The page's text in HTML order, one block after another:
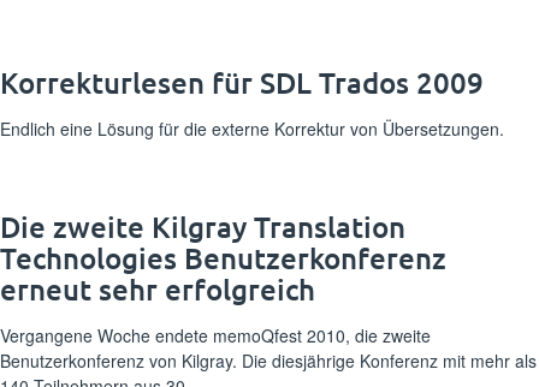
Korrekturlesen für SDL Trados 2009
Endlich eine Lösung für die externe Korrektur von Übersetzungen.
Die zweite Kilgray Translation
Technologies Benutzerkonferenz
erneut sehr erfolgreich
Vergangene Woche endete memoQfest 2010, die zweite
Benutzerkonferenz von Kilgray. Die diesjährige Konferenz mit mehr als